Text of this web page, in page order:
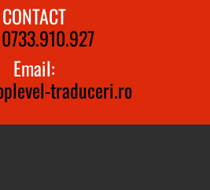
CONTACT
0733.910.927
Email:
traduceri.ro